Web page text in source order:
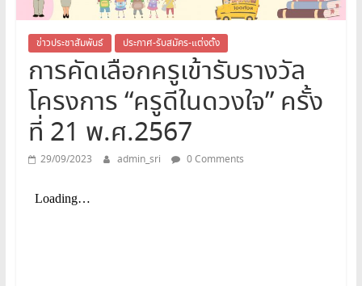
สพม.สระบุรี,สพม.สบ,สำนักงาน
เขต
พื้นที่
การ
ศึกษา
มัธยมศึกษา
สระบุรี
ข่าวประชาสัมพันธ์ ประกาศ-รับสมัคร-แต่งตั้ง
การคัดเลือกครูเข้ารับรางวัล
โครงการ “ครูดีในดวงใจ” ครั้ง
ที่ 21 พ.ศ.2567
29/09/2023 admin_sri 0 Comments